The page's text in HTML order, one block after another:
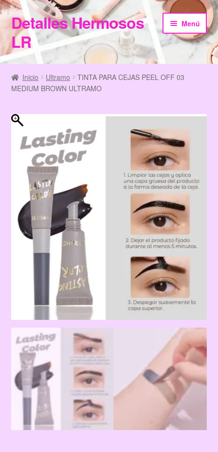
Ir
a
la
navegación
Ir
al
contenido
Detalles Hermosos
LR
Menú
Inicio
Categories
Checkout
Home
Información de Compra
My Account
Terms & Conditions
Inicio Ultramo
TINTA PARA CEJAS PEEL OFF 03
MEDIUM BROWN ULTRAMO